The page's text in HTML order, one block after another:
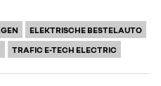
ELEKTRISCHE BESTELAUTO
TRAFIC E-TECH ELECTRIC